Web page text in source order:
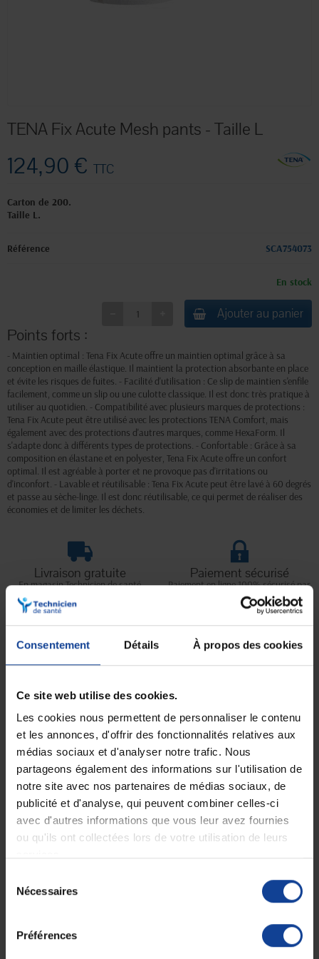
Consentement Détails À propos des cookies
Ce site web utilise des cookies.
Les cookies nous permettent de personnaliser le contenu
et les annonces, d'offrir des fonctionnalités relatives aux
médias sociaux et d'analyser notre trafic. Nous
partageons également des informations sur l'utilisation de
notre site avec nos partenaires de médias sociaux, de
publicité et d'analyse, qui peuvent combiner celles-ci
avec d'autres informations que vous leur avez fournies
ou qu'ils ont collectées lors de votre utilisation de leurs
Nécessaires
Préférences
TENA Fix Acute Mesh pants - Taille L
124,90 € TTC
Carton de 200.
Taille L.
Référence SCA754073
En stock
Ajouter au panier
Points forts :
- Maintien optimal : Tena Fix Acute offre un maintien optimal grâce à sa
conception en maille élastique. Il maintient la protection absorbante en place
et évite les risques de fuites. - Facilité d'utilisation : Ce slip de maintien s'enfile
facilement, comme un slip ou une culotte classique. Il est donc très pratique à
utiliser au quotidien. - Compatibilité avec plusieurs marques de protections :
Tena Fix Acute peut être utilisé avec les protections TENA Comfort, mais
également avec des protections d'autres marques, comme HexaForm. Il
s'adapte donc à différents types de protections. - Confortable : Grâce à sa
composition en élastane et en polyester, Tena Fix Acute offre un confort
optimal. Il est agréable à porter et ne provoque pas d'irritations ou
d'inconfort. - Lavable et réutilisable : Tena Fix Acute peut être lavé à 60 degrés
et passe au sèche-linge. Il est donc réutilisable, ce qui permet de réaliser des
économies et de limiter les déchets.
Livraison gratuite
En magasin Technicien de santé
En France à domicile à partir de 99€
d'achats
Paiement sécurisé
Paiement en ligne 100% sécurisé par
carte bancaire ou Paypal
Expédition Service client
Description
Tena Fix Acuteest un slip de maintien lavable et réutilisable.
La protection absorbante reste bien en place et remplie alors
pleinement ses fonctions contre les fuites.
Tena Fix Acute
culotte classique. Idéal avec les protections TENA Comfortil peut
Sa composition 4% Elasthanne et 96% Polyester ainsi que son
absence de couture offre le confort souhaité d'un sous-vêtement.